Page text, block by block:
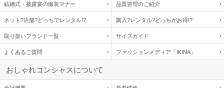
結婚式・披露宴の服装マナー 品質管理のご紹介
ネット?店舗?どっちでレンタル!? 購入?レンタル?どっちがお得!?
取り扱いブランド一覧 サイズガイド
よくあるご質問 ファッションメディア「IKINA」
おしゃれコンシャスについて